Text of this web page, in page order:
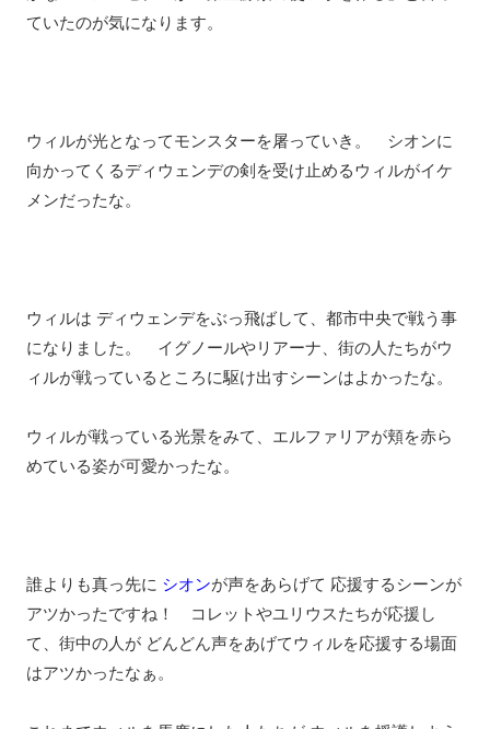
ていたのが気になります。
ウィルが光となってモンスターを屠っていき。 シオンに
向かってくるディウェンデの剣を受け止めるウィルがイケ
メンだったな。
ウィルは ディウェンデをぶっ飛ばして、都市中央で戦う事
になりました。 イグノールやリアーナ、街の人たちがウ
ィルが戦っているところに駆け出すシーンはよかったな。
ウィルが戦っている光景をみて、エルファリアが頬を赤ら
めている姿が可愛かったな。
誰よりも真っ先に シオンが声をあらげて 応援するシーンが
アツかったですね！ コレットやユリウスたちが応援し
て、街中の人が どんどん声をあげてウィルを応援する場面
はアツかったなぁ。